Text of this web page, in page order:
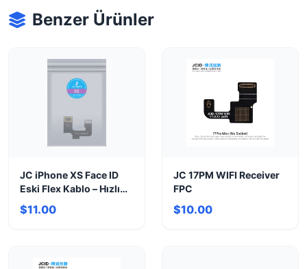
Benzer Ürünler
JC iPhone XS Face ID
Eski Flex Kablo – Hızlı
Onarım Çözümü
$11.00
JC 17PM WIFI Receiver
FPC
$10.00